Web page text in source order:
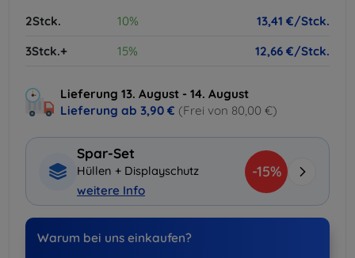
2Stck.
10%
13,41 €/Stck.
3Stck.+
15% 12,66 €/Stck.
Lieferung 13. August - 14. August
Lieferung ab 3,90 € (Frei von 80,00 €)
Spar-Set
Hüllen + Displayschutz
weitere Info
-15%
Warum bei uns einkaufen?